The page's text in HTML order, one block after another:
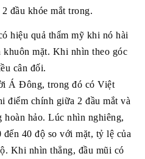
đầu khóe mắt trong.
hiệu quả thẩm mỹ khi nó hài
khuôn mặt. Khi nhìn theo góc
cân đối.
Á Đông, trong đó có Việt
điểm chính giữa 2 đầu mắt và
hoàn hảo. Lúc nhìn nghiêng,
40 độ so với mặt, tỷ lệ của
Khi nhìn thẳng, đầu mũi có